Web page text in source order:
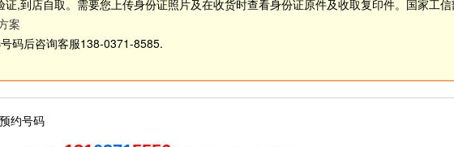
,到店自取。需要您上传身份证照片及在收货时查看身份证原件及收取复印件。国家工信
案
码后咨询客服138-0371-8585.
预约号码